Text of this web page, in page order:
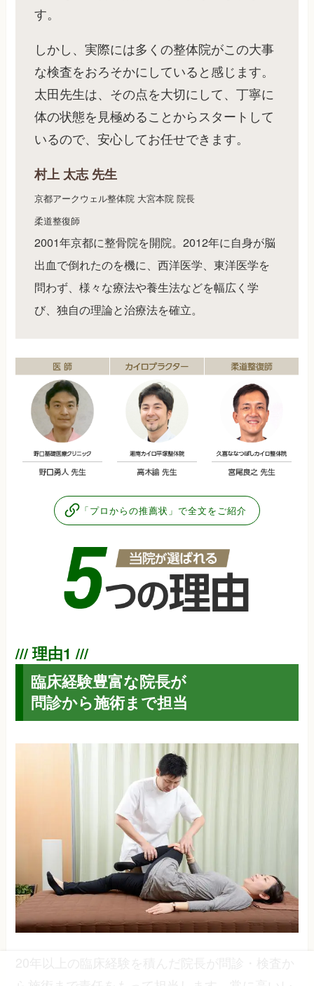
す。
しかし、実際には多くの整体院がこの大事
な検査をおろそかにしていると感じます。
太田先生は、その点を大切にして、丁寧に
体の状態を見極めることからスタートして
いるので、安心してお任せできます。
村上 太志 先生
京都アークウェル整体院 大宮本院 院長
柔道整復師
2001年京都に整骨院を開院。2012年に自身が脳
出血で倒れたのを機に、西洋医学、東洋医学を
問わず、様々な療法や養生法などを幅広く学
び、独自の理論と治療法を確立。
「プロからの推薦状」で全文をご紹介
臨床経験豊富な院長が
問診から施術まで担当